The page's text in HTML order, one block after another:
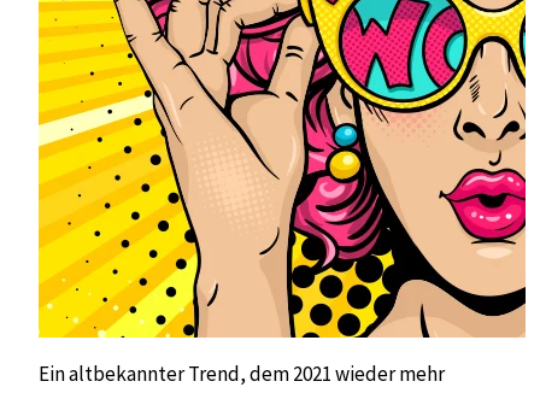
Ein altbekannter Trend, dem 2021 wieder mehr